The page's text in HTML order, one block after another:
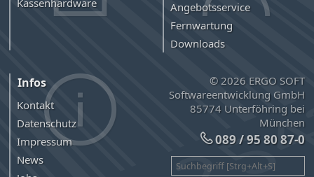
Angebotsservice
Fernwartung
Downloads
Infos
Kontakt
Datenschutz
Impressum
News
© 2026 ERGO SOFT
Softwareentwicklung GmbH
85774 Unterföhring bei
München
089 / 95 80 87-0